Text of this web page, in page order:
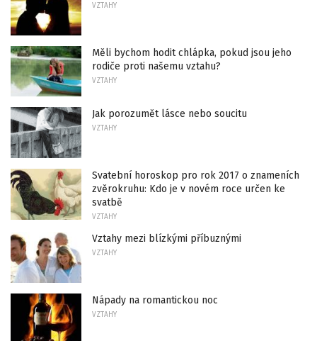
VZTAHY
Měli bychom hodit chlápka, pokud jsou jeho
rodiče proti našemu vztahu?
VZTAHY
Jak porozumět lásce nebo soucitu
VZTAHY
Svatební horoskop pro rok 2017 o znameních
zvěrokruhu: Kdo je v novém roce určen ke
svatbě
VZTAHY
Vztahy mezi blízkými příbuznými
VZTAHY
Nápady na romantickou noc
VZTAHY